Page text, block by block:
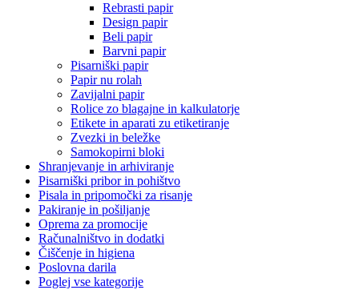
Rebrasti papir
Design papir
Beli papir
Barvni papir
Pisarniški papir
Papir nu rolah
Zavijalni papir
Rolice zo blagajne in kalkulatorje
Etikete in aparati zu etiketiranje
Zvezki in beležke
Samokopirni bloki
Shranjevanje in arhiviranje
Pisarniški pribor in pohištvo
Pisala in pripomočki za risanje
Pakiranje in pošiljanje
Oprema za promocije
Računalništvo in dodatki
Čiščenje in higiena
Poslovna darila
Poglej vse kategorije